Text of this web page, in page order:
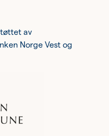
av
Norge Vest og